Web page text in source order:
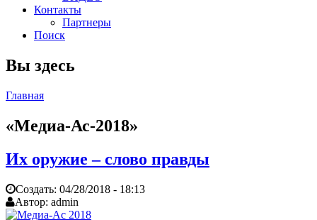
Контакты
Партнеры
Поиск
Вы здесь
Главная
«Медиа-Ас-2018»
Их оружие – слово правды
Создать: 04/28/2018 - 18:13
Автор: admin